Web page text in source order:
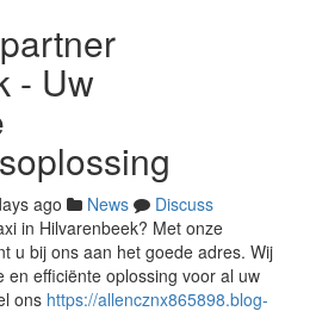
- Uw
ago News
Discuss
in Hilvarenbeek? Met onze
u bij ons aan het goede adres. Wij
en efficiënte oplossing voor al uw
ons https://allencznx865898.blog-